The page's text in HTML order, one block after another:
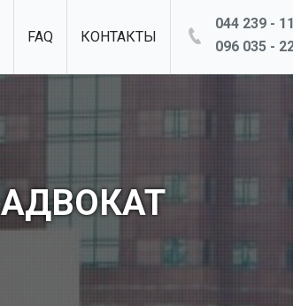
FAQ КОНТАКТЫ
044 239 -
096 035 -
АДВОКАТ